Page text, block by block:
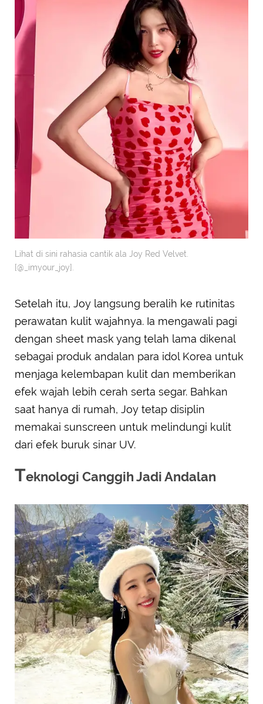
Lihat di sini rahasia cantik ala Joy Red Velvet.
[@_imyour_joy].
Setelah itu, Joy langsung beralih ke rutinitas
perawatan kulit wajahnya. Ia mengawali pagi
dengan sheet mask yang telah lama dikenal
sebagai produk andalan para idol Korea untuk
menjaga kelembapan kulit dan memberikan
efek wajah lebih cerah serta segar. Bahkan
saat hanya di rumah, Joy tetap disiplin
memakai sunscreen untuk melindungi kulit
dari efek buruk sinar UV.
Teknologi Canggih Jadi Andalan